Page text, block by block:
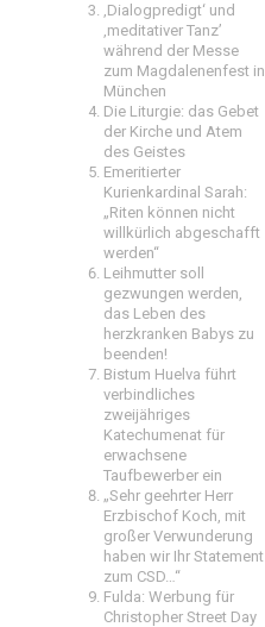
‚Dialogpredigt‘ und
‚meditativer Tanz’
während der Messe
zum Magdalenenfest in
München
Die Liturgie: das Gebet
der Kirche und Atem
des Geistes
Emeritierter
Kurienkardinal Sarah:
„Riten können nicht
willkürlich abgeschafft
werden“
Leihmutter soll
gezwungen werden,
das Leben des
herzkranken Babys zu
beenden!
Bistum Huelva führt
verbindliches
zweijähriges
Katechumenat für
erwachsene
Taufbewerber ein
„Sehr geehrter Herr
Erzbischof Koch, mit
großer Verwunderung
haben wir Ihr Statement
zum CSD…“
Fulda: Werbung für
Christopher Street Day